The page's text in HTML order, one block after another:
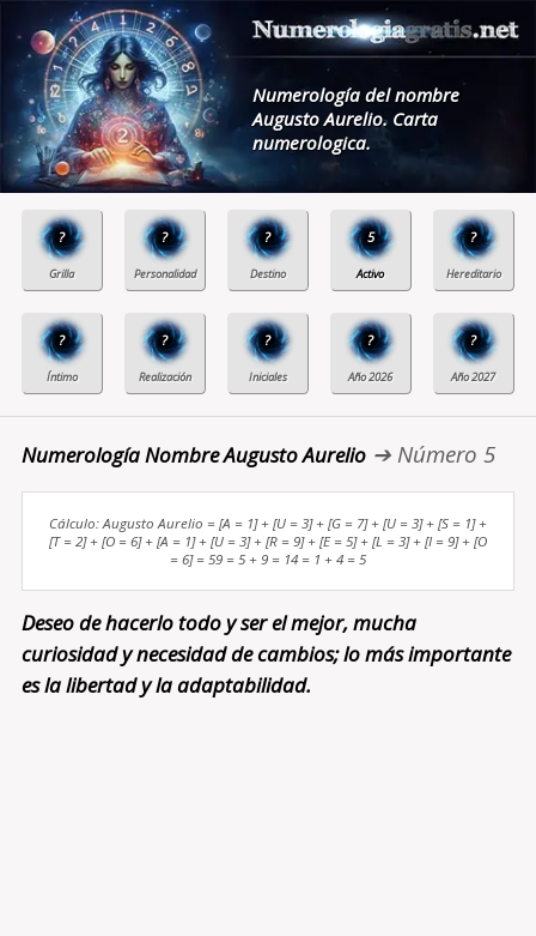
Numerología del nombre
Augusto Aurelio. Carta
numerologica.
? ? ? 5 ?
? ? ? ? ?
Numerología Nombre Augusto Aurelio➔ Número 5
Cálculo: Augusto Aurelio = [A = 1] + [U = 3] + [G = 7] + [U = 3] + [S = 1] +
[T = 2] + [O = 6] + [A = 1] + [U = 3] + [R = 9] + [E = 5] + [L = 3] + [I = 9] + [O
= 6] = 59 = 5 + 9 = 14 = 1 + 4 = 5
Deseo de hacerlo todo y ser el mejor, mucha
curiosidad y necesidad de cambios; lo más importante
es la libertad y la adaptabilidad.